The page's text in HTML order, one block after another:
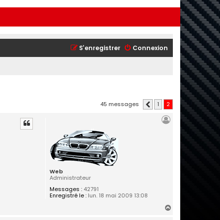
Connexion
S’enregistrer
45 messages Précédente
1 2
Web
Administrateur
Messages :42791
Enregistré le :lun. 18 mai 2009 13:08